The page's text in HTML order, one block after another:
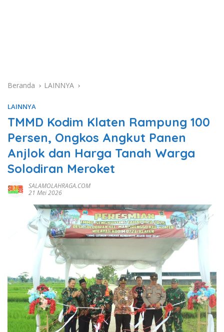
Beranda LAINNYA
LAINNYA
TMMD Kodim Klaten Rampung 100
Persen, Ongkos Angkut Panen
Anjlok dan Harga Tanah Warga
Solodiran Meroket
SALAMOLAHRAGA.COM
21 Mei 2026